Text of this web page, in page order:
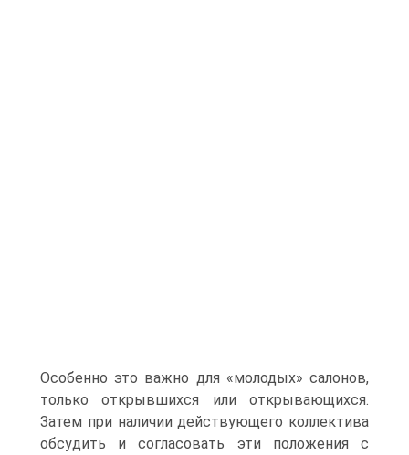
Особенно это важно для «молодых» салонов,
только открывшихся или открывающихся.
Затем при наличии действующего коллектива
обсудить и согласовать эти положения с